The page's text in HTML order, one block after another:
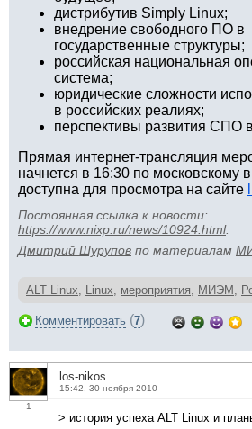
дистрибутив Simply Linux;
внедрение свободного ПО в
государственные структуры;
российская национальная
система;
юридические сложности
в российских реалиях;
перспективы развития СПО
Прямая интернет-трансляция
начнется в 16:30 по московскому
доступна для просмотра на сайте
Постоянная ссылка к новости:
https://www.nixp.ru/news/10924.html.
Дмитрий Шурупов по материалам
ALT Linux, Linux, мероприятия, МИЭМ ,
Комментировать (7)
1
los-nikos
15:42, 30 ноября 2010
> история успеха ALT Linux и